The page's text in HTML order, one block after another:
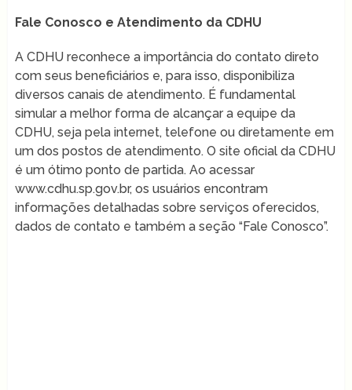
Fale Conosco e Atendimento da CDHU
A CDHU reconhece a importância do contato direto
com seus beneficiários e, para isso, disponibiliza
diversos canais de atendimento. É fundamental
simular a melhor forma de alcançar a equipe da
CDHU, seja pela internet, telefone ou diretamente em
um dos postos de atendimento. O site oficial da CDHU
é um ótimo ponto de partida. Ao acessar
www.cdhu.sp.gov.br, os usuários encontram
informações detalhadas sobre serviços oferecidos,
dados de contato e também a seção “Fale Conosco”.